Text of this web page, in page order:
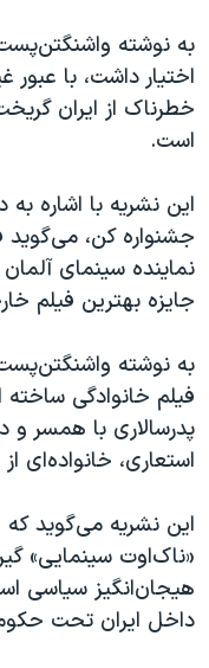
به نوشته
اختیار داشت، با عبور
خطرناک از ایران
است.
این نشریه با اشاره
جشنواره کن،
نماینده سینمای
جایزه بهترین فیلم
به نوشته
فیلم خانوادگی ساخته
پدرسالاری با همسر و
استعاری، خانواده‌ای
این نشریه می‌گوید که
«ناک‌اوت سینمایی»
هیجان‌انگیز سیاسی
داخل ایران تحت